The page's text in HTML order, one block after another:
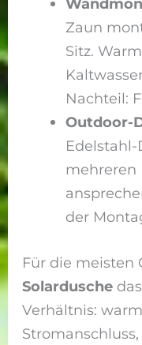
Zaun
Sitz.
Nachteil:
Outdoor-
mehreren
der
Für die meisten
Solardusche
Verhältnis: